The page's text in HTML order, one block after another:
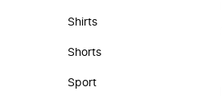
Shirts
Shorts
Sport